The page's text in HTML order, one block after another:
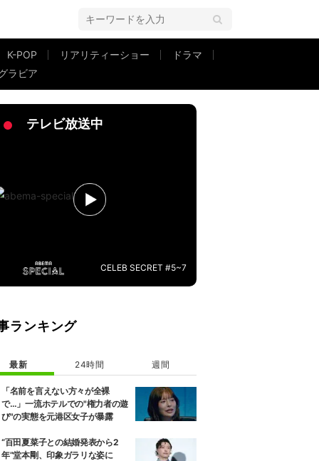
K-POP リアリティーショー
ドラマ
ラビア
テレビ放送中
CELEB SECRET #5~7
ランキング
最新 24時間 週間
「名前を言えない方々が全裸
で…」一流ホテルでの"権力者の遊
び"の実態を元港区女子が暴露
“百田夏菜子との結婚発表から2
年”堂本剛、印象ガラリな姿に